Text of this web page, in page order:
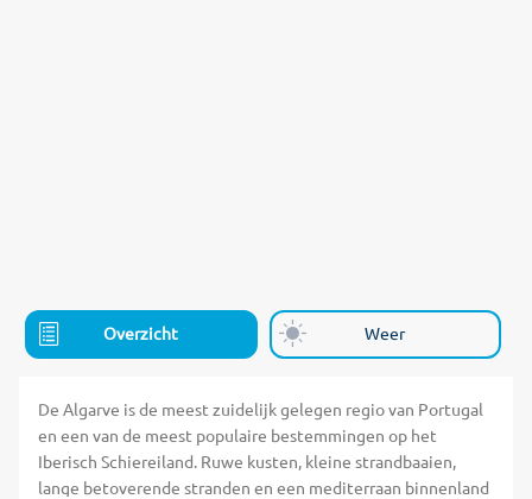
Overzicht Weer
De Algarve is de meest zuidelijk gelegen regio van Portugal
en een van de meest populaire bestemmingen op het
Iberisch Schiereiland. Ruwe kusten, kleine strandbaaien,
lange betoverende stranden en een mediterraan binnenland